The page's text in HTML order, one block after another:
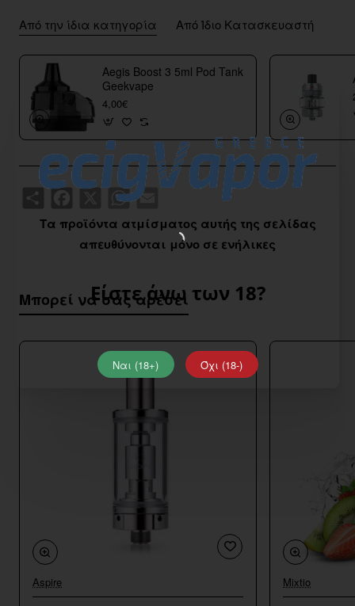
Τα προϊόντα ατμίσματος αυτής της σελίδας
απευθύνονται μόνο σε ενήλικες
Είστε άνω των 18?
Ναι (18+) Όχι (18-)
Από την ίδια κατηγορία Από Ίδιο Κατασκευαστή
Aegis Boost 3 5ml Pod Tank
Geekvape
4,00€
Share Facebook
X WhatsApp
Email
Μπορεί να σας αρέσει
Aspire Mixtio